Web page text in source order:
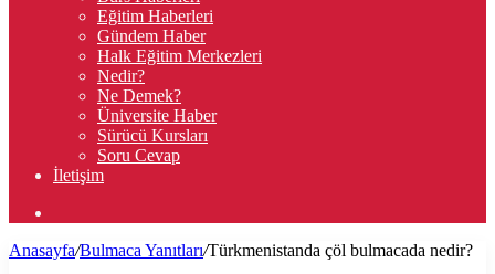
Eğitim Haberleri
Gündem Haber
Halk Eğitim Merkezleri
Nedir?
Ne Demek?
Üniversite Haber
Sürücü Kursları
Soru Cevap
İletişim
...
Anasayfa/Bulmaca Yanıtları/Türkmenistanda çöl bulmacada nedir?